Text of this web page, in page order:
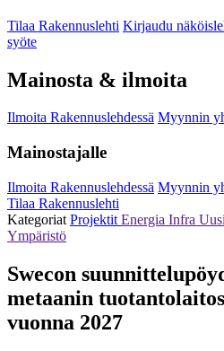
Tilaa Rakennuslehti Kirjaudu
syöte
Mainosta & ilmoita
Ilmoita Rakennuslehdessä Myynnin
Mainostajalle
Ilmoita Rakennuslehdessä Myynnin
Tilaa Rakennuslehti
Kategoriat Projektit Energia Infra
Ympäristö
Swecon
metaanin
vuonna 2027